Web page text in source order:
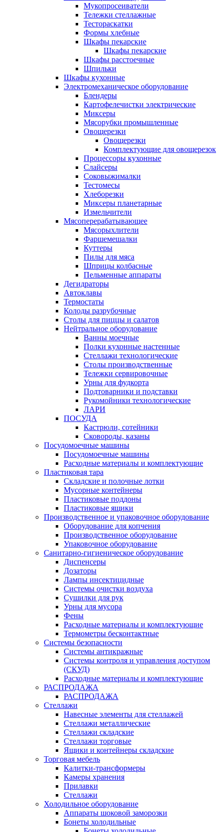
Мукопросеиватели
Тележки стеллажные
Тестораскатки
Формы хлебные
Шкафы пекарские
Шкафы пекарские
Шкафы расстоечные
Шпильки
Шкафы кухонные
Электромеханическое оборудование
Блендеры
Картофелечистки электрические
Миксеры
Мясорубки промышленные
Овощерезки
Овощерезки
Комплектующие для овощерезок
Процессоры кухонные
Слайсеры
Соковыжималки
Тестомесы
Хлеборезки
Миксеры планетарные
Измельчители
Мясоперерабатывающее
Мясорыхлители
Фаршемешалки
Куттеры
Пилы для мяса
Шприцы колбасные
Пельменные аппараты
Дегидраторы
Автоклавы
Термостаты
Колоды разрубочные
Столы для пиццы и салатов
Нейтральное оборудование
Ванны моечные
Полки кухонные настенные
Стеллажи технологические
Столы производственные
Тележки сервировочные
Урны для фудкорта
Подтоварники и подставки
Рукомойники технологические
ЛАРИ
ПОСУДА
Кастрюли, сотейники
Сковороды, казаны
Посудомоечные машины
Посудомоечные машины
Расходные материалы и комплектующие
Пластиковая тара
Складские и полочные лотки
Мусорные контейнеры
Пластиковые поддоны
Пластиковые ящики
Производственное и упаковочное оборудование
Оборудование для копчения
Производственное оборудование
Упаковочное оборудование
Санитарно-гигиеническое оборудование
Диспенсеры
Дозаторы
Лампы инсектицидные
Системы очистки воздуха
Сушилки для рук
Урны для мусора
Фены
Расходные материалы и комплектующие
Термометры бесконтактные
Системы безопасности
Системы антикражные
Системы контроля и управления доступом
(СКУД)
Расходные материалы и комплектующие
РАСПРОДАЖА
РАСПРОДАЖА
Стеллажи
Навесные элементы для стеллажей
Стеллажи металлические
Стеллажи складские
Стеллажи торговые
Ящики и контейнеры складские
Торговая мебель
Калитки-трансформеры
Камеры хранения
Прилавки
Стеллажи
Холодильное оборудование
Аппараты шоковой заморозки
Бонеты холодильные